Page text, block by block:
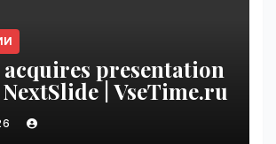
presentation
| VseTime.ru